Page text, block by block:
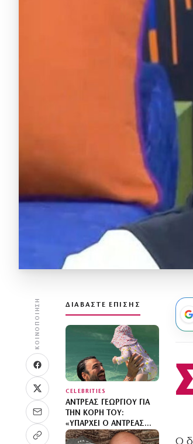
ΚΟΙΝΟΠΟΊΗΣΗ ΔΙΑΒΆΣΤΕ ΕΠΊΣΗΣ
CELEBRITIES
ΑΝΤΡΈΑΣ ΓΕΩΡΓΊΟΥ ΓΙΑ
ΤΗΝ ΚΌΡΗ ΤΟΥ:
«ΥΠΆΡΧΕΙ Ο ΑΝΤΡΈΑΣ
ΠΡΙΝ ΑΠΌ ΤΟ ΜΩΡΌ ΚΑΙ